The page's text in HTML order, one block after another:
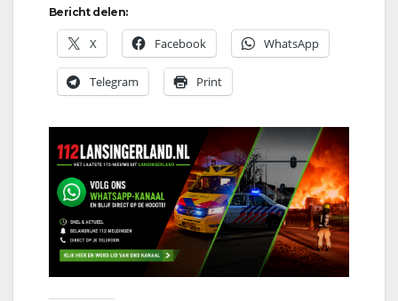
Bericht delen:
X Facebook WhatsApp
Telegram Print